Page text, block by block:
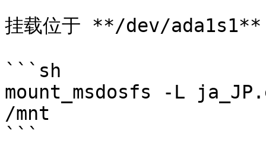
挂载位于 **/dev/ada1s1**
```sh
mount_msdosfs -L
/mnt
```